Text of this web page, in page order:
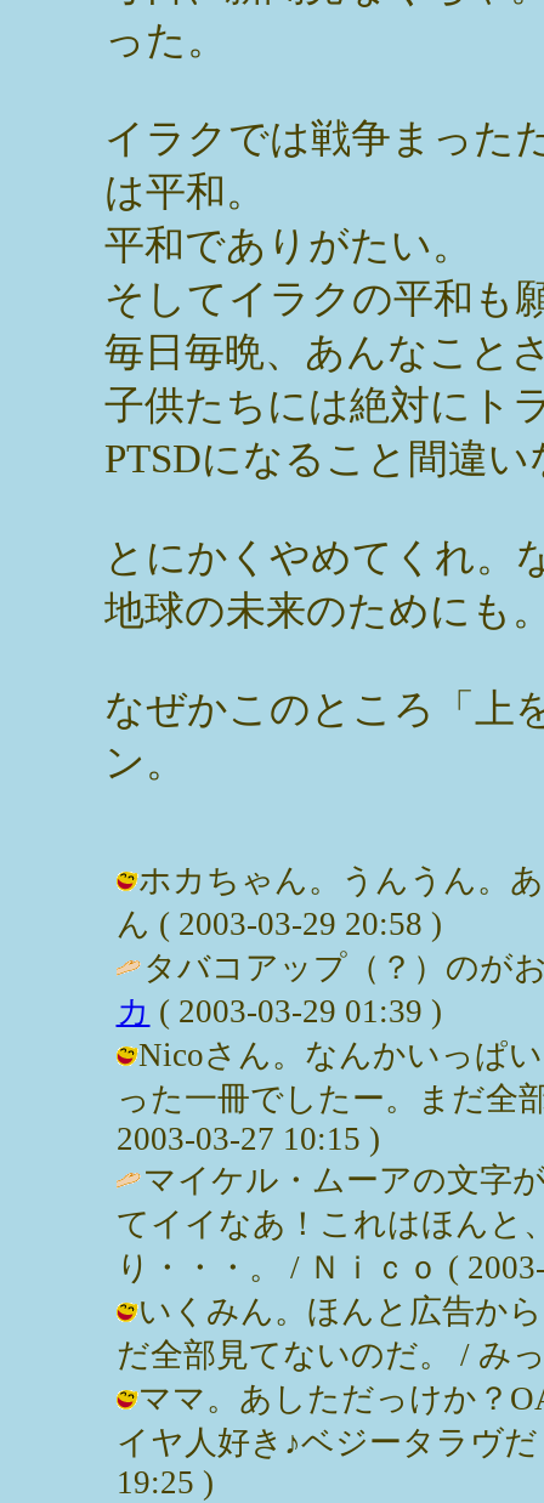
った。
イラクでは戦争まった
は平和。
平和でありがたい。
そしてイラクの平和も
毎日毎晩、あんなこと
子供たちには絶対にト
PTSDになること間違
とにかくやめてくれ。
地球の未来のためにも
なぜかこのところ「上
ン。
ホカちゃん。うんうん。
ん ( 2003-03-29 20:58 )
タバコアップ（？）のが
カ ( 2003-03-29 01:39 )
Nicoさん。なんかいっぱ
った一冊でしたー。まだ全
2003-03-27 10:15 )
マイケル・ムーアの文字
てイイなあ！これはほんと
り・・・。 / Ｎｉｃｏ (
いくみん。ほんと広告か
だ全部見てないのだ。 / み
ママ。あしただっけか？
イヤ人好き♪ベジータラヴ
19:25 )